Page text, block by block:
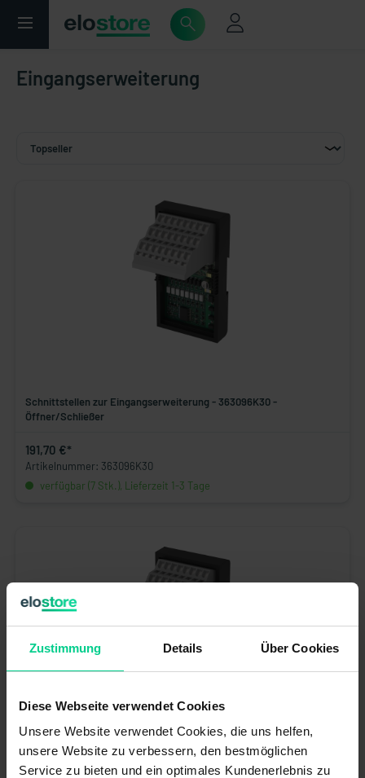
Zustimmung Details Über Cookies
Diese Webseite verwendet Cookies
Unsere Website verwendet Cookies, die uns helfen,
unsere Website zu verbessern, den bestmöglichen
Service zu bieten und ein optimales Kundenerlebnis zu
Eingangserweiterung
Schnittstellen zur Eingangserweiterung - 363096K30 -
Öffner/Schließer
191,70 €*
Artikelnummer: 363096K30
verfügbar (7 Stk.), Lieferzeit 1-3 Tage
Schnittstellen zur Eingangserweiterung - 363V97 -